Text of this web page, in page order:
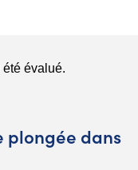
plongée dans